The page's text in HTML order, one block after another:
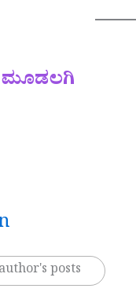
ಮೂಡಲಗಿ
posts